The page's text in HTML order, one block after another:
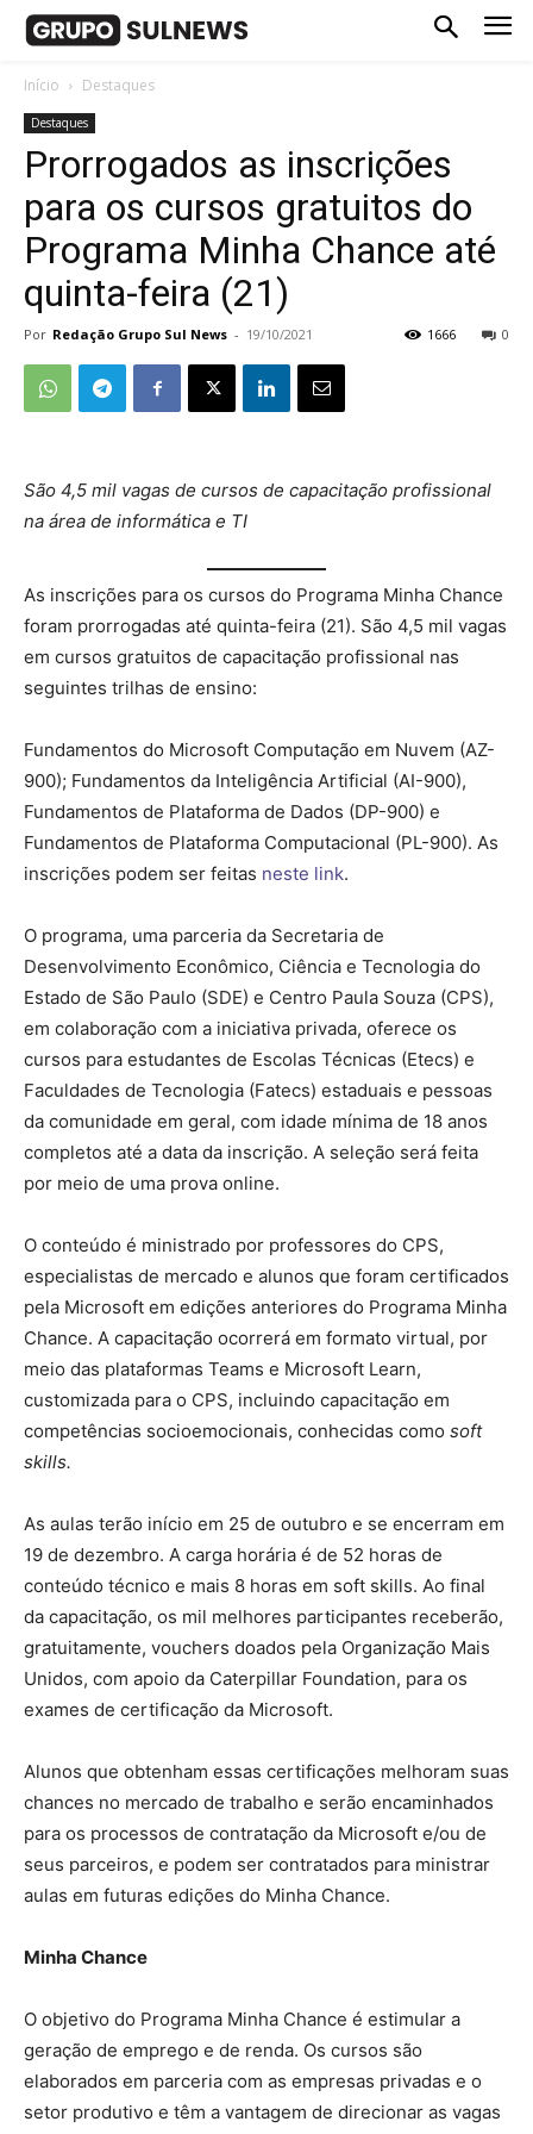
Início Destaques
Destaques
Prorrogados as inscrições
para os cursos gratuitos do
Programa Minha Chance até
quinta-feira (21)
Por Redação Grupo Sul News - 19/10/2021 0
1666
São 4,5 mil vagas de cursos de capacitação profissional
na área de informática e TI
As inscrições para os cursos do Programa Minha Chance
foram prorrogadas até quinta-feira (21). São 4,5 mil vagas
em cursos gratuitos de capacitação profissional nas
seguintes trilhas de ensino:
Fundamentos do Microsoft Computação em Nuvem (AZ-
900); Fundamentos da Inteligência Artificial (AI-900),
Fundamentos de Plataforma de Dados (DP-900) e
Fundamentos de Plataforma Computacional (PL-900). As
inscrições podem ser feitas neste link.
O programa, uma parceria da Secretaria de
Desenvolvimento Econômico, Ciência e Tecnologia do
Estado de São Paulo (SDE) e Centro Paula Souza (CPS),
em colaboração com a iniciativa privada, oferece os
cursos para estudantes de Escolas Técnicas (Etecs) e
Faculdades de Tecnologia (Fatecs) estaduais e pessoas
da comunidade em geral, com idade mínima de 18 anos
completos até a data da inscrição. A seleção será feita
por meio de uma prova online.
O conteúdo é ministrado por professores do CPS,
especialistas de mercado e alunos que foram certificados
pela Microsoft em edições anteriores do Programa Minha
Chance. A capacitação ocorrerá em formato virtual, por
meio das plataformas Teams e Microsoft Learn,
customizada para o CPS, incluindo capacitação em
competências socioemocionais, conhecidas como soft
skills.
As aulas terão início em 25 de outubro e se encerram em
19 de dezembro. A carga horária é de 52 horas de
conteúdo técnico e mais 8 horas em soft skills. Ao final
da capacitação, os mil melhores participantes receberão,
gratuitamente, vouchers doados pela Organização Mais
Unidos, com apoio da Caterpillar Foundation, para os
exames de certificação da Microsoft.
Alunos que obtenham essas certificações melhoram suas
chances no mercado de trabalho e serão encaminhados
para os processos de contratação da Microsoft e/ou de
seus parceiros, e podem ser contratados para ministrar
aulas em futuras edições do Minha Chance.
Minha Chance
O objetivo do Programa Minha Chance é estimular a
geração de emprego e de renda. Os cursos são
elaborados em parceria com as empresas privadas e o
setor produtivo e têm a vantagem de direcionar as vagas